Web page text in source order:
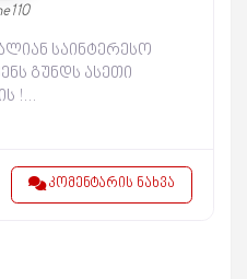
საინტერესო
გუნდს ასეთი
!…
კომენტარის ნახვა